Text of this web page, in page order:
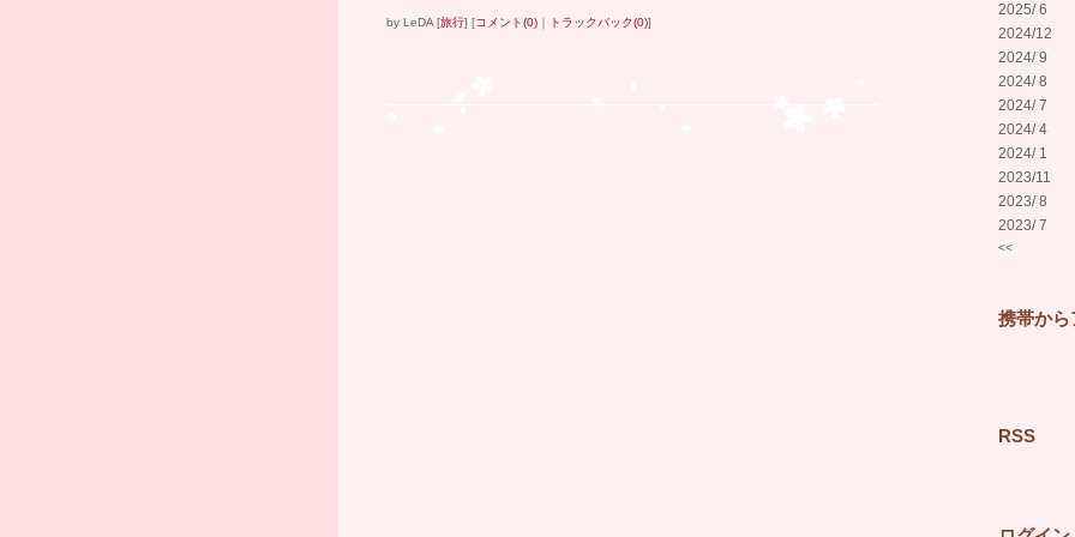
by LeDA [旅行] [コメント(0) ｜ トラックバック(0)]
2025/ 6
2024/12
2024/ 9
2024/ 8
2024/ 7
2024/ 4
2024/ 1
2023/11
2023/ 8
2023/ 7
<<
携帯から
RSS